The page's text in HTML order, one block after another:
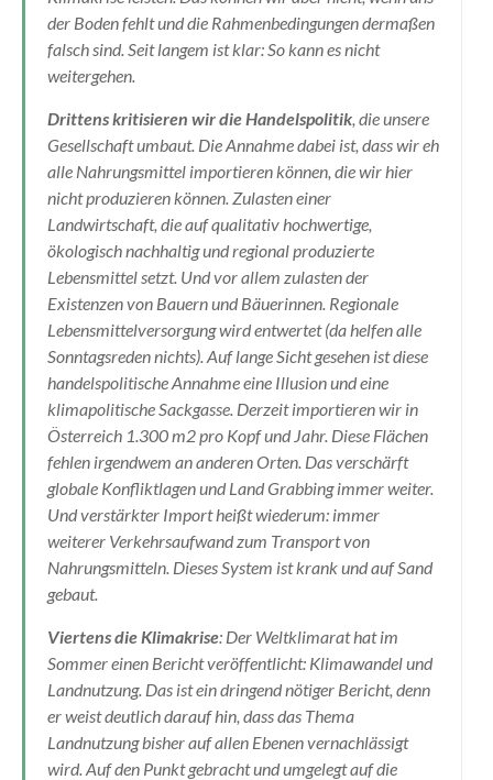
der Boden fehlt und die Rahmenbedingungen dermaßen
falsch sind. Seit langem ist klar: So kann es nicht
weitergehen.
Drittens kritisieren wir die Handelspolitik, die unsere
Gesellschaft umbaut. Die Annahme dabei ist, dass wir eh
alle Nahrungsmittel importieren können, die wir hier
nicht produzieren können. Zulasten einer
Landwirtschaft, die auf qualitativ hochwertige,
ökologisch nachhaltig und regional produzierte
Lebensmittel setzt. Und vor allem zulasten der
Existenzen von Bauern und Bäuerinnen. Regionale
Lebensmittelversorgung wird entwertet (da helfen alle
Sonntagsreden nichts). Auf lange Sicht gesehen ist diese
handelspolitische Annahme eine Illusion und eine
klimapolitische Sackgasse. Derzeit importieren wir in
Österreich 1.300 m2 pro Kopf und Jahr. Diese Flächen
fehlen irgendwem an anderen Orten. Das verschärft
globale Konfliktlagen und Land Grabbing immer weiter.
Und verstärkter Import heißt wiederum: immer
weiterer Verkehrsaufwand zum Transport von
Nahrungsmitteln. Dieses System ist krank und auf Sand
gebaut.
Viertens die Klimakrise: Der Weltklimarat hat im
Sommer einen Bericht veröffentlicht: Klimawandel und
Landnutzung. Das ist ein dringend nötiger Bericht, denn
er weist deutlich darauf hin, dass das Thema
Landnutzung bisher auf allen Ebenen vernachlässigt
wird. Auf den Punkt gebracht und umgelegt auf die